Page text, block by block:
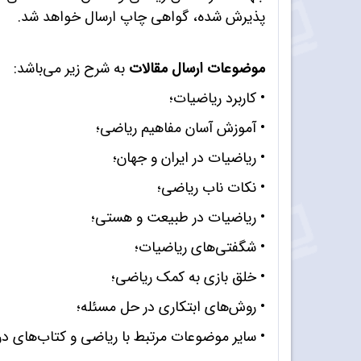
پذیرش شده، گواهی چاپ ارسال خواهد شد.
موضوعات ارسال مقالات به شرح زیر می‌باشد:
• کاربرد ریاضیات؛
• آموزش آسان مفاهیم ریاضی؛
• ریاضیات در ایران و جهان؛
• نکات ناب ریاضی؛
• ریاضیات در طبیعت و هستی؛
• شگفتی‌های ریاضیات؛
• خلق بازی به کمک ریاضی؛
• روش‌های ابتکاری در حل مسئله؛
• سایر موضوعات مرتبط با ریاضی و کتاب‌های